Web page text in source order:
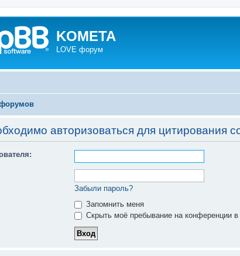
KOMETA
LOVE форум
авторизоваться для цитирования
Забыли пароль?
Запомнить меня
Скрыть моё пребывание на конференции в